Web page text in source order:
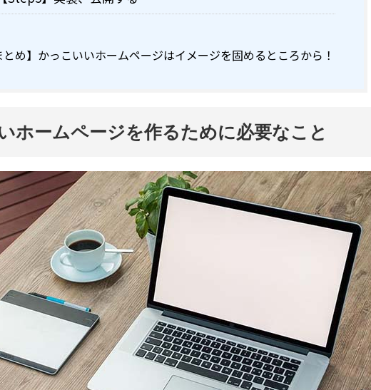
とめ】かっこいいホームページはイメージを固めるところから！
ホームページを作るために必要なこと